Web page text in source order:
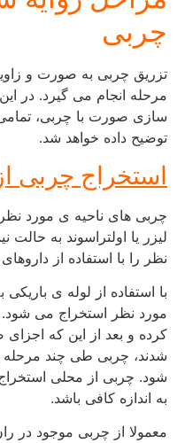
چربی
تزریق چربی به صورت و
مرحله انجام می گیرد. در این
سازی صورت با چربی، تمامی
توضیح داده خواهد شد.
استخراج چربی
چربی های ناحیه ی مورد نظر را
لیزر یا اولتراسوند به حالت
نظر را با استفاده از
با استفاده از لوله ی باریکی
مورد نظر استخراج می شود.
کرده و بعد از این که اجزای
شدند، چربی طی چند مرحله
شود. چربی از محلی استخراج
به اندازه کافی باشد.
معمولا از چربی موجود در ران